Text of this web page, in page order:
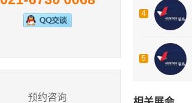
预约咨询
4
5